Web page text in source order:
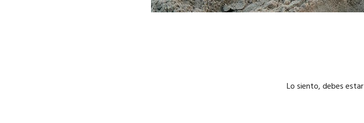
Lo siento, debes estar